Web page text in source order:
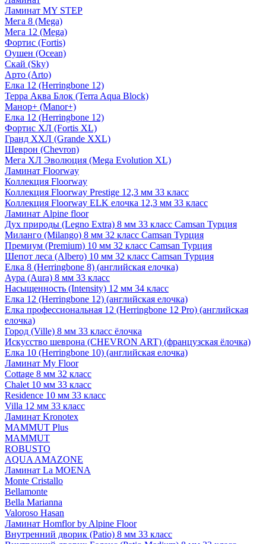
Ламинат MY STEP
Мега 8 (Mega)
Мега 12 (Mega)
Фортис (Fortis)
Оушен (Ocean)
Скай (Sky)
Арто (Arto)
Елка 12 (Herringbone 12)
Терра Аква Блок (Terra Aqua Block)
Манор+ (Manor+)
Елка 12 (Herringbone 12)
Фортис ХЛ (Fortis XL)
Гранд ХХЛ (Grande XXL)
Шеврон (Chevron)
Мега ХЛ Эволюция (Mega Evolution XL)
Ламинат Floorway
Коллекция Floorway
Коллекция Floorway Prestige 12,3 мм 33 класс
Коллекция Floorway ELK елочка 12,3 мм 33 класс
Ламинат Alpine floor
Дух природы (Legno Extra) 8 мм 33 класс Camsan Турция
Миланго (Milango) 8 мм 32 класс Camsan Турция
Премиум (Premium) 10 мм 32 класс Camsan Турция
Шепот леса (Albero) 10 мм 32 класс Camsan Турция
Елка 8 (Herringbone 8) (английская елочка)
Аура (Aura) 8 мм 33 класс
Насыщенность (Intensity) 12 мм 34 класс
Елка 12 (Herringbone 12) (английская елочка)
Елка профессиональная 12 (Herringbone 12 Pro) (английская
елочка)
Город (Ville) 8 мм 33 класс ёлочка
Искусство шеврона (CHEVRON ART) (французская ёлочка)
Елка 10 (Herringbone 10) (английская елочка)
Ламинат My Floor
Cottage 8 мм 32 класс
Chalet 10 мм 33 класс
Residence 10 мм 33 класс
Villa 12 мм 33 класс
Ламинат Kronotex
MAMMUT Plus
MAMMUT
ROBUSTO
AQUA AMAZONE
Ламинат La MOENA
Monte Cristallo
Bellamonte
Bella Marianna
Valoroso Hasan
Ламинат Homflor by Alpine Floor
Внутренний дворик (Patio) 8 мм 33 класс